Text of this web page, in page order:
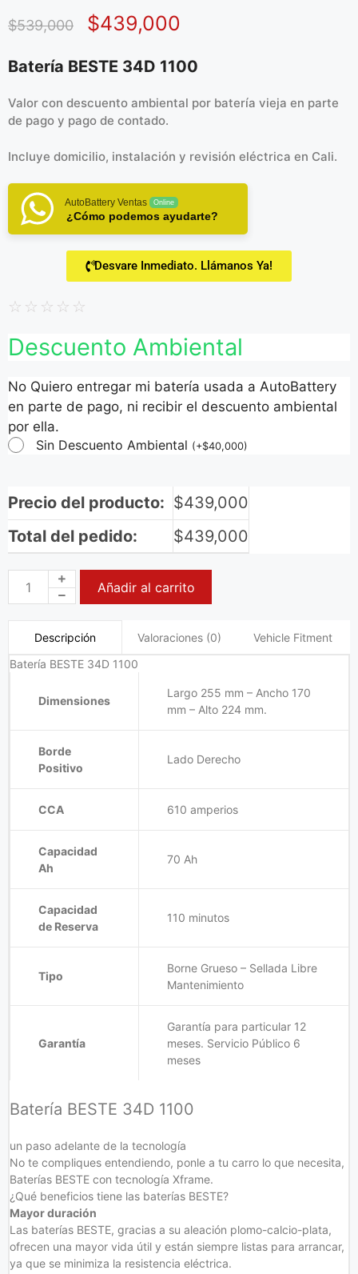
$539,000 $439,000
Batería BESTE 34D 1100
Valor con descuento ambiental por batería vieja en parte
de pago y pago de contado.
Incluye domicilio, instalación y revisión eléctrica en Cali.
AutoBattery Ventas Online
¿Cómo podemos ayudarte?
Desvare Inmediato. Llámanos Ya!
☆ ☆ ☆ ☆ ☆
Descuento Ambiental
No Quiero entregar mi batería usada a AutoBattery
en parte de pago, ni recibir el descuento ambiental
por ella.
Sin Descuento Ambiental (+$40,000)
Precio del producto: $439,000
Total del pedido:
$439,000
Añadir al carrito
Descripción Valoraciones (0)
Vehicle Fitment
Batería BESTE 34D 1100
Dimensiones
Largo 255 mm – Ancho 170
mm – Alto 224 mm.
Borde
Positivo
Lado Derecho
CCA 610 amperios
Capacidad
Ah
70 Ah
Capacidad
de Reserva
110 minutos
Tipo
Borne Grueso – Sellada Libre
Mantenimiento
Garantía
Garantía para particular 12
meses. Servicio Público 6
meses
Batería BESTE 34D 1100
un paso adelante de la tecnología
No te compliques entendiendo, ponle a tu carro lo que necesita,
Baterías BESTE con tecnología Xframe.
¿Qué beneficios tiene las baterías BESTE?
Mayor duración
Las baterías BESTE, gracias a su aleación plomo-calcio-plata,
ofrecen una mayor vida útil y están siempre listas para arrancar,
ya que se minimiza la resistencia eléctrica.